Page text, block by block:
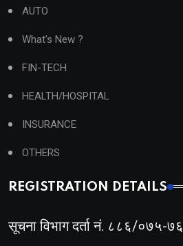
AUTO
What's New ?
FIN-TECH
HEALTH/HOSPITAL
INSURANCE
OTHERS
REGISTRATION DETAILS
सूचना विभाग दर्ता नं. ८८६/०७५-७६